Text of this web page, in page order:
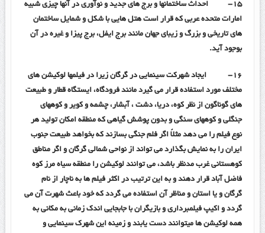
۱۵-
احداث ساختمانها و برج های جدید و نوآوری در آنها چیزی شبیه
امارات متحده عربی که قرار است هتل هایی با شکل و شمایل ساختمان
های تاریخی و بزرگ و زیبای جهان مانند برج ایفل، برج پیزا و غیره در آن
بوجود آید.
۱۶-
ایجاد شهرکت سینمایی در گرگان زیرا در فیلمها لوکیشن های
مختلف مورد استفاده قرار می گیرد مانند فرودگاه، ایستگاه قطار و طبیعت
های گوناگون از نظر کوه، دریا، دشت ، آبشار، چشمه و کویر و کوههای
جنگلی و کوههای سنگی و بدون پوشش گیاهی که منطقه امکان تولید هر
نوع فیلم را می دهد مثلاً اگر فلم جنگی بسازند که بخواهد طبیعت جنوب
ایران را به نمایش بگذارد می تواند از نواحی شمالی گرگان و اگر مناطق
کوهستانی غرب مدنظر باشد، می توانند لوکیشن را منطقه سیاه مرز کوه
فاضل آباد قرار دهند و به این ترتیب در اکثر فیلم ها به ناچار از نام
گرگان و یا استان و مناظر آن استفاده می گردد که خود باعث شهرت آن می
گردد و اکیپ فیلمبرداری و بازیگران با جابجایی اندک زمانی به مکانی به
همه لوکیشن ها میتوانند دست یابند و زمینه این شهرک سینمایی و